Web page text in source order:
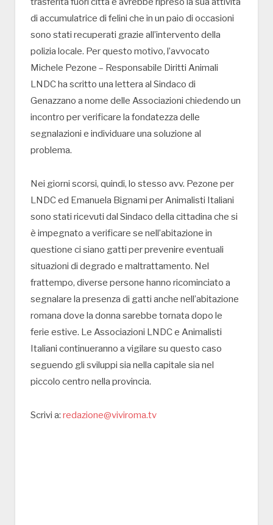
di accumulatrice di felini che in un paio di occasioni
sono stati recuperati grazie all’intervento della
polizia locale. Per questo motivo, l’avvocato
Michele Pezone – Responsabile Diritti Animali
LNDC ha scritto una lettera al Sindaco di
Genazzano a nome delle Associazioni chiedendo un
incontro per verificare la fondatezza delle
segnalazioni e individuare una soluzione al
problema.
Nei giorni scorsi, quindi, lo stesso avv. Pezone per
LNDC ed Emanuela Bignami per Animalisti Italiani
sono stati ricevuti dal Sindaco della cittadina che si
è impegnato a verificare se nell’abitazione in
questione ci siano gatti per prevenire eventuali
situazioni di degrado e maltrattamento. Nel
frattempo, diverse persone hanno ricominciato a
segnalare la presenza di gatti anche nell’abitazione
romana dove la donna sarebbe tornata dopo le
ferie estive. Le Associazioni LNDC e Animalisti
Italiani continueranno a vigilare su questo caso
seguendo gli sviluppi sia nella capitale sia nel
piccolo centro nella provincia.
Scrivi a: redazione@viviroma.tv